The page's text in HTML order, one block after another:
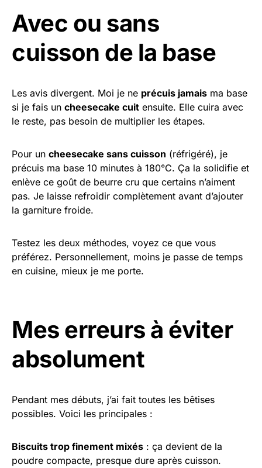
Avec ou sans
cuisson de la base
Les avis divergent. Moi je ne précuis jamais ma base
si je fais un cheesecake cuit ensuite. Elle cuira avec
le reste, pas besoin de multiplier les étapes.
Pour un cheesecake sans cuisson (réfrigéré), je
précuis ma base 10 minutes à 180°C. Ça la solidifie et
enlève ce goût de beurre cru que certains n’aiment
pas. Je laisse refroidir complètement avant d’ajouter
la garniture froide.
Testez les deux méthodes, voyez ce que vous
préférez. Personnellement, moins je passe de temps
en cuisine, mieux je me porte.
Mes erreurs à éviter
absolument
Pendant mes débuts, j’ai fait toutes les bêtises
possibles. Voici les principales :
Biscuits trop finement mixés : ça devient de la
poudre compacte, presque dure après cuisson.